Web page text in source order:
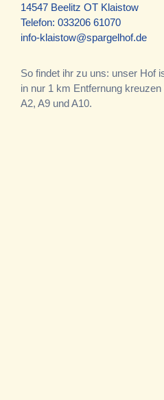
14547 Beelitz OT Klaistow
Telefon: 033206 61070
info-klaistow@spargelhof.de
So findet ihr zu uns: unser Hof
in nur 1 km Entfernung
A2, A9 und A10.